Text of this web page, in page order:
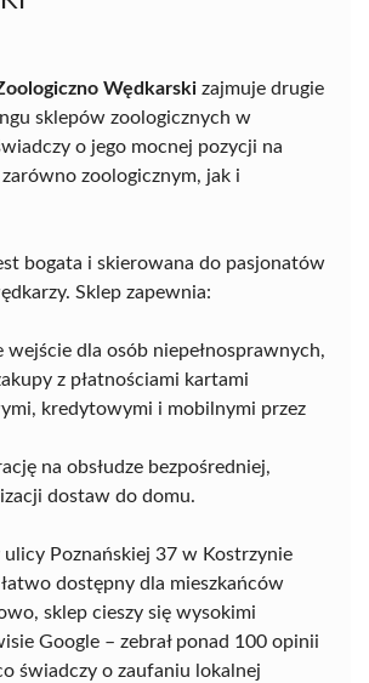
Wędkarski zajmuje drugie
sklepów zoologicznych w
o jego mocnej pozycji na
zoologicznym, jak i
bogata i skierowana do pasjonatów
Sklep zapewnia:
wejście dla osób niepełnosprawnych,
z płatnościami kartami
kredytowymi i mobilnymi przez
na obsłudze bezpośredniej,
dostaw do domu.
ulicy Poznańskiej 37 w Kostrzynie
dostępny dla mieszkańców
sklep cieszy się wysokimi
Google – zebrał ponad 100 opinii
świadczy o zaufaniu lokalnej